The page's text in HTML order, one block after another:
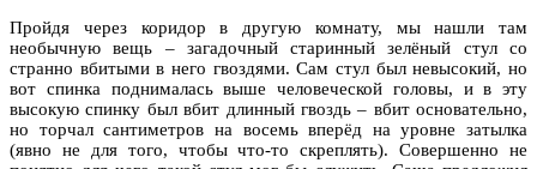
Пройдя через коридор в другую комнату, мы нашли там
необычную вещь – загадочный старинный зелёный стул со
странно вбитыми в него гвоздями. Сам стул был невысокий, но
вот спинка поднималась выше человеческой головы, и в эту
высокую спинку был вбит длинный гвоздь – вбит основательно,
но торчал сантиметров на восемь вперёд на уровне затылка
(явно не для того, чтобы что-то скреплять). Совершенно не